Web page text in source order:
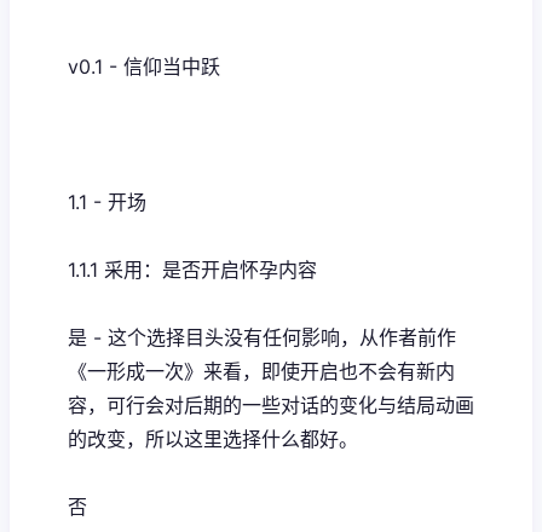
v0.1 - 信仰当中跃
1.1 - 开场
1.1.1 采用：是否开启怀孕内容
是 - 这个选择目头没有任何影响，从作者前作
《一形成一次》来看，即使开启也不会有新内
容，可行会对后期的一些对话的变化与结局动画
的改变，所以这里选择什么都好。
否